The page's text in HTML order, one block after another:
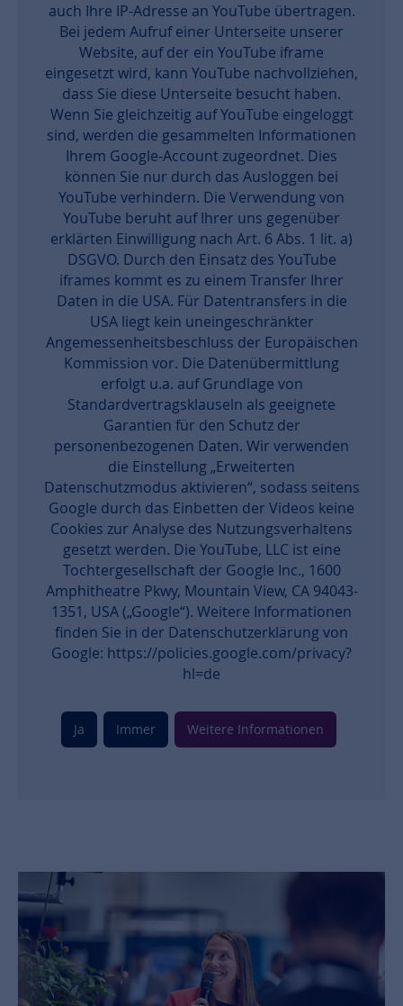
auch Ihre IP-Adresse an YouTube übertragen.
Bei jedem Aufruf einer Unterseite unserer
Website, auf der ein YouTube iframe
eingesetzt wird, kann YouTube nachvollziehen,
dass Sie diese Unterseite besucht haben.
Wenn Sie gleichzeitig auf YouTube eingeloggt
sind, werden die gesammelten Informationen
Ihrem Google-Account zugeordnet. Dies
können Sie nur durch das Ausloggen bei
YouTube verhindern. Die Verwendung von
YouTube beruht auf Ihrer uns gegenüber
erklärten Einwilligung nach Art. 6 Abs. 1 lit. a)
DSGVO. Durch den Einsatz des YouTube
iframes kommt es zu einem Transfer Ihrer
Daten in die USA. Für Datentransfers in die
USA liegt kein uneingeschränkter
Angemessenheitsbeschluss der Europäischen
Kommission vor. Die Datenübermittlung
erfolgt u.a. auf Grundlage von
Standardvertragsklauseln als geeignete
Garantien für den Schutz der
personenbezogenen Daten. Wir verwenden
die Einstellung „Erweiterten
Datenschutzmodus aktivieren“, sodass seitens
Google durch das Einbetten der Videos keine
Cookies zur Analyse des Nutzungsverhaltens
gesetzt werden. Die YouTube, LLC ist eine
Tochtergesellschaft der Google Inc., 1600
Amphitheatre Pkwy, Mountain View, CA 94043-
1351, USA („Google“). Weitere Informationen
finden Sie in der Datenschutzerklärung von
Google: https://policies.google.com/privacy?
hl=de
Ja Immer Weitere Informationen